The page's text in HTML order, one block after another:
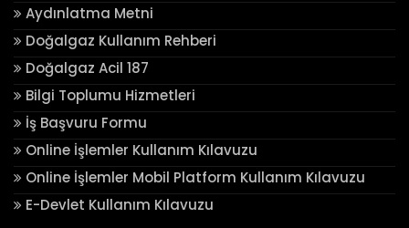
Aydınlatma Metni
Doğalgaz Kullanım Rehberi
Doğalgaz Acil 187
Bilgi Toplumu Hizmetleri
İş Başvuru Formu
Online İşlemler Kullanım Kılavuzu
Online İşlemler Mobil Platform Kullanım Kılavuzu
E-Devlet Kullanım Kılavuzu